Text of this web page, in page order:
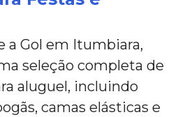
a Gol em Itumbiara,
seleção completa de
aluguel, incluindo
camas elásticas e